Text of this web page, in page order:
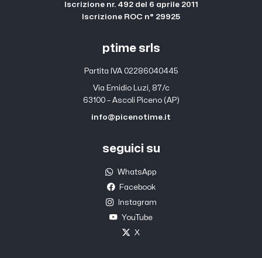
Iscrizione nr. 492 del 6 aprile 2011
Iscrizione ROC n° 29925
ptime srls
Partita IVA 02286040445
Via Emidio Luzi, 87/c
63100 – Ascoli Piceno (AP)
info@picenotime.it
seguici su
WhatsApp
Facebook
Instagram
YouTube
X